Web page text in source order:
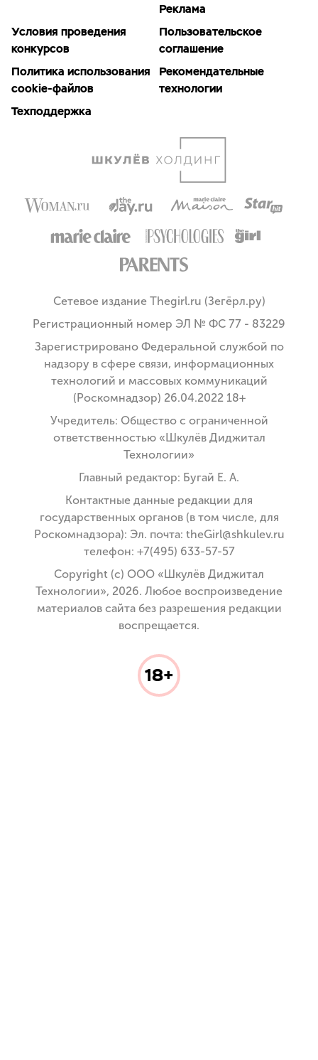
Реклама
Условия проведения
конкурсов
Пользовательское
соглашение
Политика использования
cookie-файлов
Рекомендательные
технологии
Техподдержка
Сетевое издание Thegirl.ru (Зегёрл.ру)
Регистрационный номер ЭЛ № ФС 77 - 83229
Зарегистрировано Федеральной службой по
надзору в сфере связи, информационных
технологий и массовых коммуникаций
(Роскомнадзор) 26.04.2022 18+
Учредитель: Общество с ограниченной
ответственностью «Шкулёв Диджитал
Технологии»
Главный редактор: Бугай Е. А.
Контактные данные редакции для
государственных органов (в том числе, для
Роскомнадзора): Эл. почта: theGirl@shkulev.ru
телефон: +7(495) 633-57-57
Copyright (с) ООО «Шкулёв Диджитал
Технологии», 2026. Любое воспроизведение
материалов сайта без разрешения редакции
воспрещается.
18+